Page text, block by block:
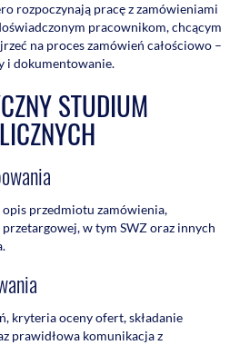
rozpoczynają pracę z zamówieniami
pracownikom, chcącym
na proces zamówień całościowo –
i dokumentowanie.
STUDIUM
przedmiotu zamówienia,
w tym SWZ oraz innych
kryteria oceny ofert, składanie
prawidłowa komunikacja z